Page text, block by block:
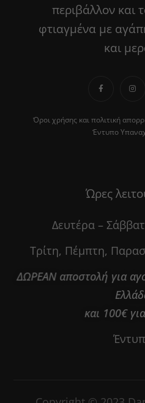
περιβάλλον και
φτιαγμένα με
και
Όροι χρήσης και πολιτική
Έντυπο
Ώρες
Δευτέρα –
Τρίτη, Πέμπτη,
ΔΩΡΕΑΝ αποστολή για
και 100€